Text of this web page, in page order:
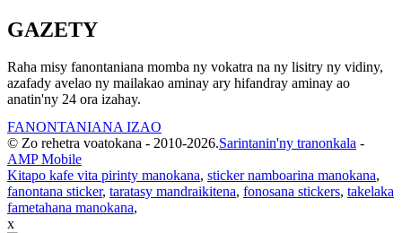
GAZETY
Raha misy fanontaniana momba ny vokatra na ny lisitry ny vidiny,
azafady avelao ny mailakao aminay ary hifandray aminay ao
anatin'ny 24 ora izahay.
FANONTANIANA IZAO
© Zo rehetra voatokana - 2010-2026.Sarintanin'ny tranonkala -
AMP Mobile
Kitapo kafe vita pirinty manokana, sticker namboarina manokana,
fanontana sticker, taratasy mandraikitena, fonosana stickers, takelaka
fametahana manokana,
x